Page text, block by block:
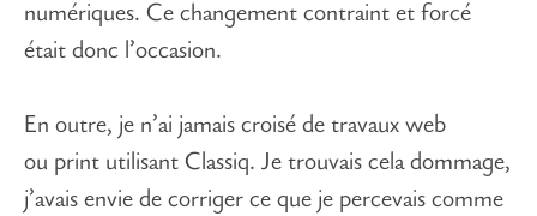
numériques. Ce changement contraint et forcé
était donc l’occasion.
En outre, je n’ai jamais croisé de travaux web
ou print utilisant Classiq. Je trouvais cela dommage,
j’avais envie de corriger ce que je percevais comme